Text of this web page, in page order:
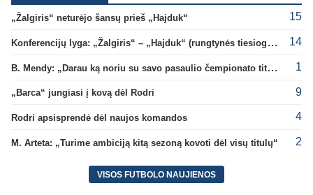
„Žalgiris“ neturėjo šansų prieš „Hajduk“ 15
Konferencijų lyga: „Žalgiris“ – „Hajduk“ (rungtynės tiesiogiai) 14
B. Mendy: „Darau ką noriu su savo pasaulio čempionato titulu“ 1
„Barca“ jungiasi į kovą dėl Rodri 9
Rodri apsisprendė dėl naujos komandos 4
M. Arteta: „Turime ambiciją kitą sezoną kovoti dėl visų titulų“ 2
VISOS FUTBOLO NAUJIENOS